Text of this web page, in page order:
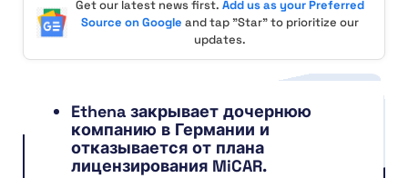
Get our latest news first. Add us as your Preferred
Source on Google and tap "Star" to prioritize our
updates.
Ethena закрывает дочернюю
компанию в Германии и
отказывается от плана
лицензирования MiCAR.